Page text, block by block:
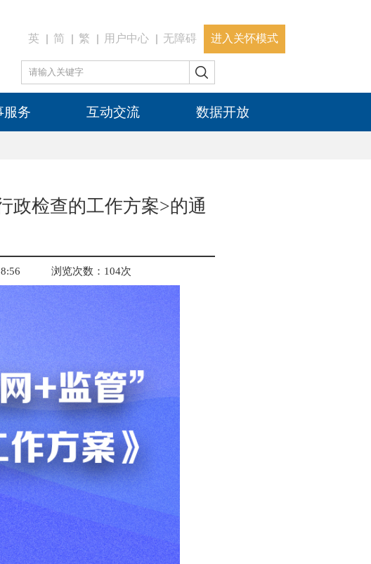
英 简 繁 用户中心 无障碍 进入关怀模式
服务 互动交流 数据开放
政检查的工作方案>的通
浏览次数： 104次